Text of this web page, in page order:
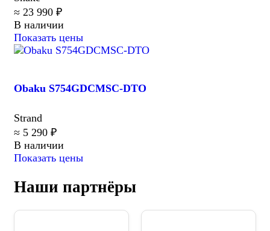
≈ 23 990 ₽
В наличии
Показать цены
Obaku S754GDCMSC-DTO
Strand
≈ 5 290 ₽
В наличии
Показать цены
Наши партнёры